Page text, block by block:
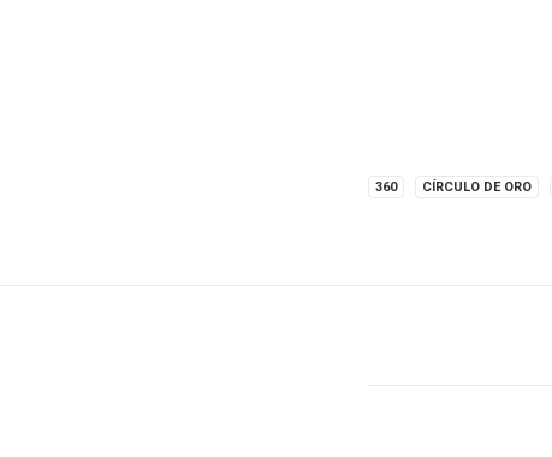
360 CÍRCULO DE ORO